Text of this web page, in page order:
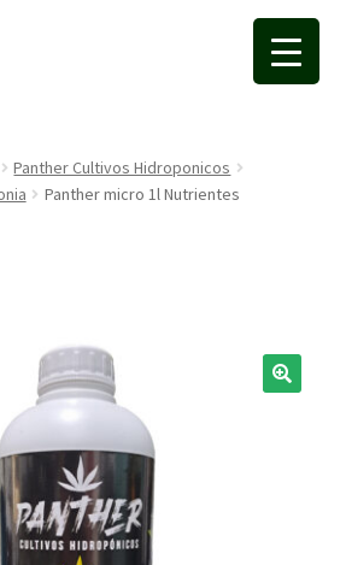
Panther Cultivos Hidroponicos
Panther micro 1l Nutrientes